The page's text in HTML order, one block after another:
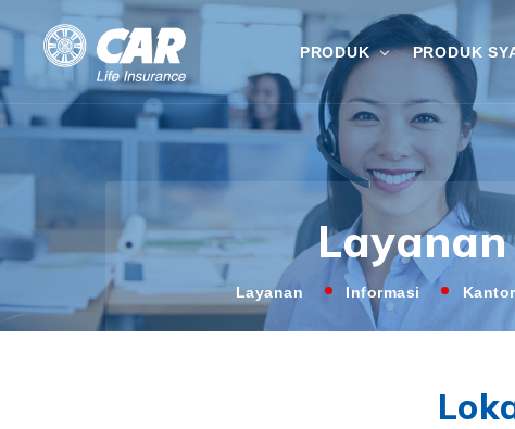
PRODUK PRODUK
Layanan
Layanan Informasi